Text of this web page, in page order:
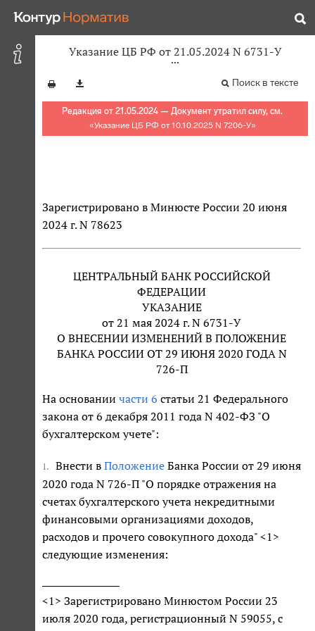
Указание ЦБ РФ от 21.05.2024 N 6731-У
Поиск в тексте
Редакция от 21.05.2024 — Документ утратил силу, см.
«Указание ЦБ РФ от 10.10.2025 N 7206-У»
Зарегистрировано в Минюсте России 20 июня
2024 г. N 78623
ЦЕНТРАЛЬНЫЙ БАНК РОССИЙСКОЙ
ФЕДЕРАЦИИ
УКАЗАНИЕ
от 21 мая 2024 г. N 6731-У
О ВНЕСЕНИИ ИЗМЕНЕНИЙ В ПОЛОЖЕНИЕ
БАНКА РОССИИ ОТ 29 ИЮНЯ 2020 ГОДА N
726-П
На основании части 6 статьи 21 Федерального
закона от 6 декабря 2011 года N 402-ФЗ "О
бухгалтерском учете":
1. Внести в Положение Банка России от 29 июня
2020 года N 726-П "О порядке отражения на
счетах бухгалтерского учета некредитными
финансовыми организациями доходов,
расходов и прочего совокупного дохода" <1>
следующие изменения:
<1> Зарегистрировано Минюстом России 23
июля 2020 года, регистрационный N 59055, с